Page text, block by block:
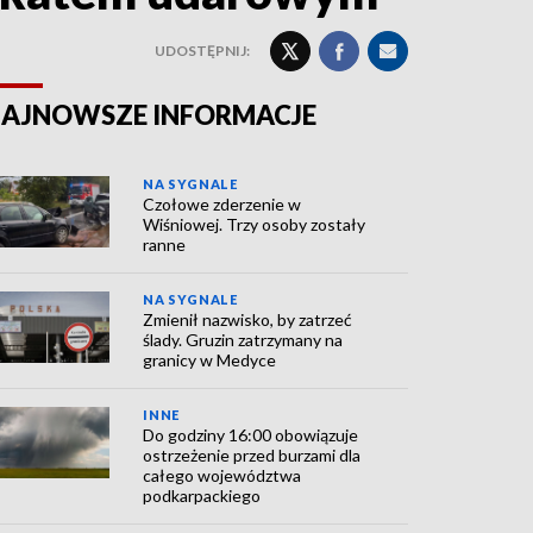
UDOSTĘPNIJ:
INFORMACJE
NA SYGNALE
Czołowe zderzenie w
Wiśniowej. Trzy osoby zostały
ranne
NA SYGNALE
Zmienił nazwisko, by zatrzeć
ślady. Gruzin zatrzymany na
granicy w Medyce
INNE
Do godziny 16:00 obowiązuje
ostrzeżenie przed burzami dla
całego województwa
podkarpackiego